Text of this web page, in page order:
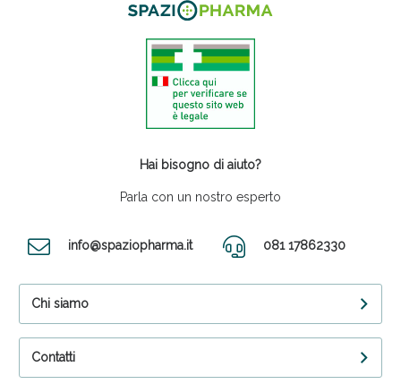
Hai bisogno di aiuto?
Parla con un nostro esperto
info@spaziopharma.it 081 17862330
Chi siamo
Contatti